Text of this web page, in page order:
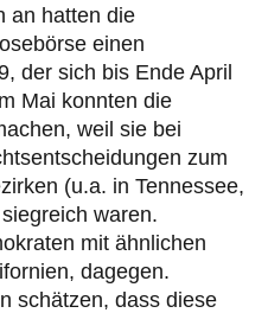
an hatten die
einen
der sich bis Ende April
Mai konnten die
weil sie bei
zum
(u.a. in Tennessee,
waren.
mit ähnlichen
dagegen.
schätzen, dass diese